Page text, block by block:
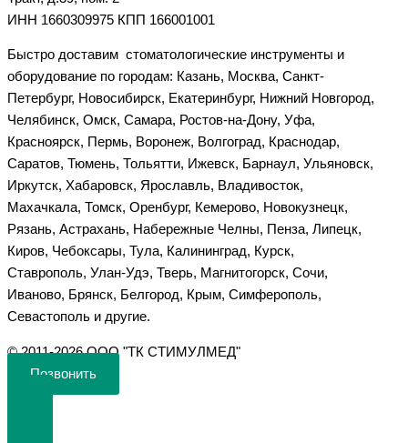
ИНН 1660309975 КПП 166001001
Быстро доставим стоматологические инструменты и
оборудование по городам: Казань, Москва, Санкт-
Петербург, Новосибирск, Екатеринбург, Нижний Новгород,
Челябинск, Омск, Самара, Ростов-на-Дону, Уфа,
Красноярск, Пермь, Воронеж, Волгоград, Краснодар,
Саратов, Тюмень, Тольятти, Ижевск, Барнаул, Ульяновск,
Иркутск, Хабаровск, Ярославль, Владивосток,
Махачкала, Томск, Оренбург, Кемерово, Новокузнецк,
Рязань, Астрахань, Набережные Челны, Пенза, Липецк,
Киров, Чебоксары, Тула, Калининград, Курск,
Ставрополь, Улан-Удэ, Тверь, Магнитогорск, Сочи,
Иваново, Брянск, Белгород, Крым, Симферополь,
Севастополь и другие.
©️ 2011-2026 ООО "ТК СТИМУЛМЕД"
Позвонить